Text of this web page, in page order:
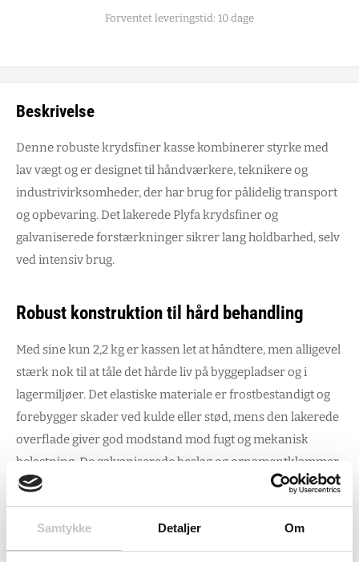
Samtykke Detaljer Om
Forventet leveringstid: 10 dage
Beskrivelse
Denne robuste krydsfiner kasse kombinerer styrke med
lav vægt og er designet til håndværkere, teknikere og
industrivirksomheder, der har brug for pålidelig transport
og opbevaring. Det lakerede Plyfa krydsfiner og
galvaniserede forstærkninger sikrer lang holdbarhed, selv
ved intensiv brug.
Robust konstruktion til hård behandling
Med sine kun 2,2 kg er kassen let at håndtere, men alligevel
stærk nok til at tåle det hårde liv på byggepladser og i
lagermiljøer. Det elastiske materiale er frostbestandigt og
forebygger skader ved kulde eller stød, mens den lakerede
overflade giver god modstand mod fugt og mekanisk
belastning. De galvaniserede beslag og ornamentklammer
på hjørner og kanter er ikke bare til pynt – de sikrer
beskyttelse mod korrosion og forlænger kassens levetid
markant.